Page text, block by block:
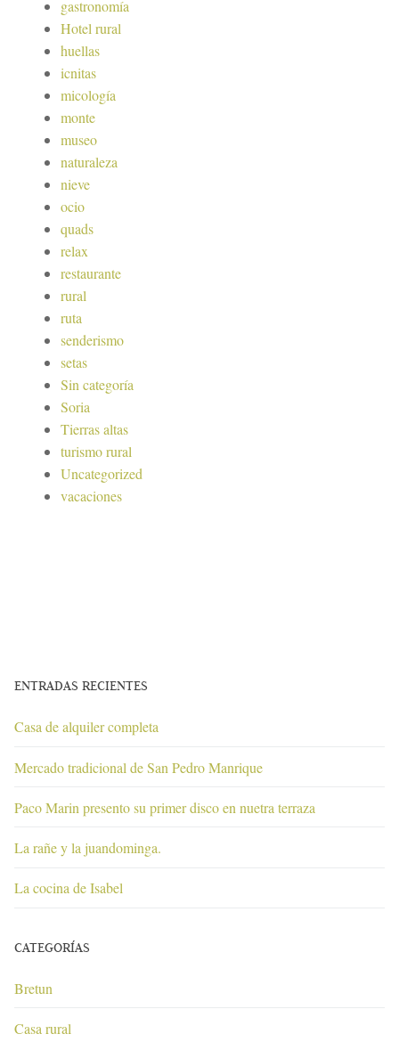
gastronomía
Hotel rural
huellas
icnitas
micología
monte
museo
naturaleza
nieve
ocio
quads
relax
restaurante
rural
ruta
senderismo
setas
Sin categoría
Soria
Tierras altas
turismo rural
Uncategorized
vacaciones
ENTRADAS RECIENTES
Casa de alquiler completa
Mercado tradicional de San Pedro Manrique
Paco Marin presento su primer disco en nuetra terraza
La rañe y la juandominga.
La cocina de Isabel
CATEGORÍAS
Bretun
Casa rural